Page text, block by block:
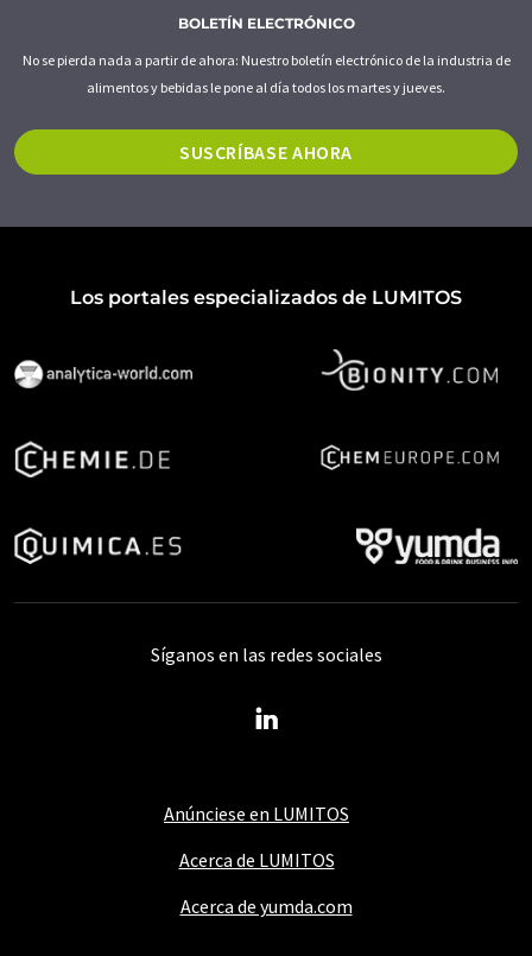
BOLETÍN ELECTRÓNICO
No se pierda nada a partir de ahora: Nuestro boletín electrónico de la industria de
alimentos y bebidas le pone al día todos los martes y jueves.
SUSCRÍBASE AHORA
Los portales especializados de LUMITOS
Anúnciese en LUMITOS
Acerca de LUMITOS
Acerca de yumda.com
Síganos en las redes sociales